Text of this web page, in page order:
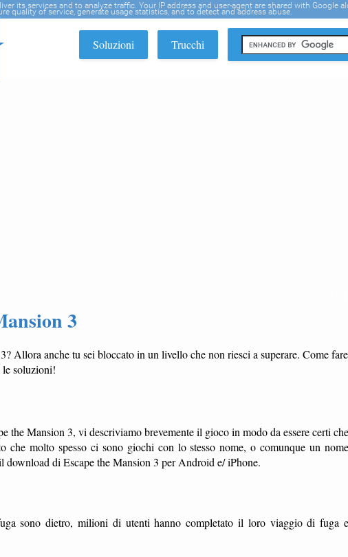
Soluzioni Trucchi
3
Allora anche tu sei bloccato in un livello che non riesci a superare. Come fare
le soluzioni!
the Mansion 3, vi descriviamo brevemente il gioco in modo da essere certi che
che molto spesso ci sono giochi con lo stesso nome, o comunque un nome
di Escape the Mansion 3 per Android e/ iPhone.
sono dietro, milioni di utenti hanno completato il loro viaggio di fuga e
its services and to analyze traffic. Your IP address and user-agent are shared with Google
quality of service, generate usage statistics, and to detect and address abuse.